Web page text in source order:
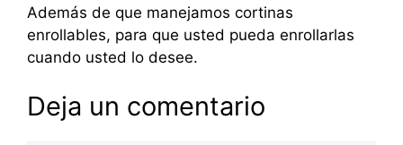
Además de que manejamos cortinas
enrollables, para que usted pueda enrollarlas
cuando usted lo desee.
Deja un comentario